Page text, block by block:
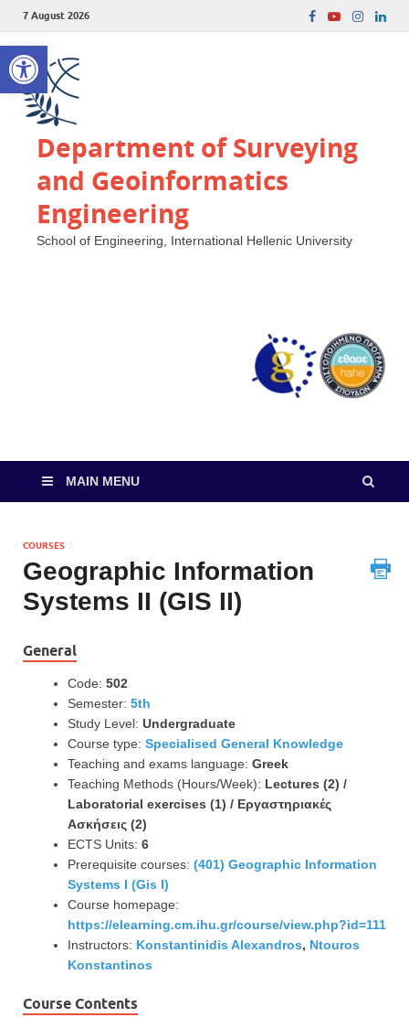
Open toolbar
7 August 2026
Department of Surveying
and Geoinformatics
Engineering
School of Engineering, International Hellenic University
MAIN MENU
COURSES
Geographic Information
Systems II (GIS II)
General
Code: 502
Semester: 5th
Study Level: Undergraduate
Course type: Specialised General Knowledge
Teaching and exams language: Greek
Teaching Methods (Hours/Week): Lectures (2) /
Laboratorial exercises (1) / Εργαστηριακές
Ασκήσεις (2)
ECTS Units: 6
Prerequisite courses: (401) Geographic Information
Systems Ι (Gis I)
Course homepage:
https://elearning.cm.ihu.gr/course/view.php?id=111
Instructors: Konstantinidis Alexandros, Ntouros
Konstantinos
Course Contents